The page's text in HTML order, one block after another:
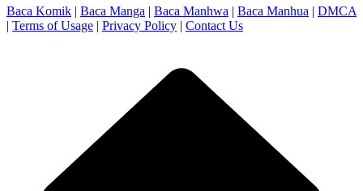
Baca Komik | Baca Manga | Baca Manhwa | Baca Manhua | DMCA
| Terms of Usage | Privacy Policy | Contact Us